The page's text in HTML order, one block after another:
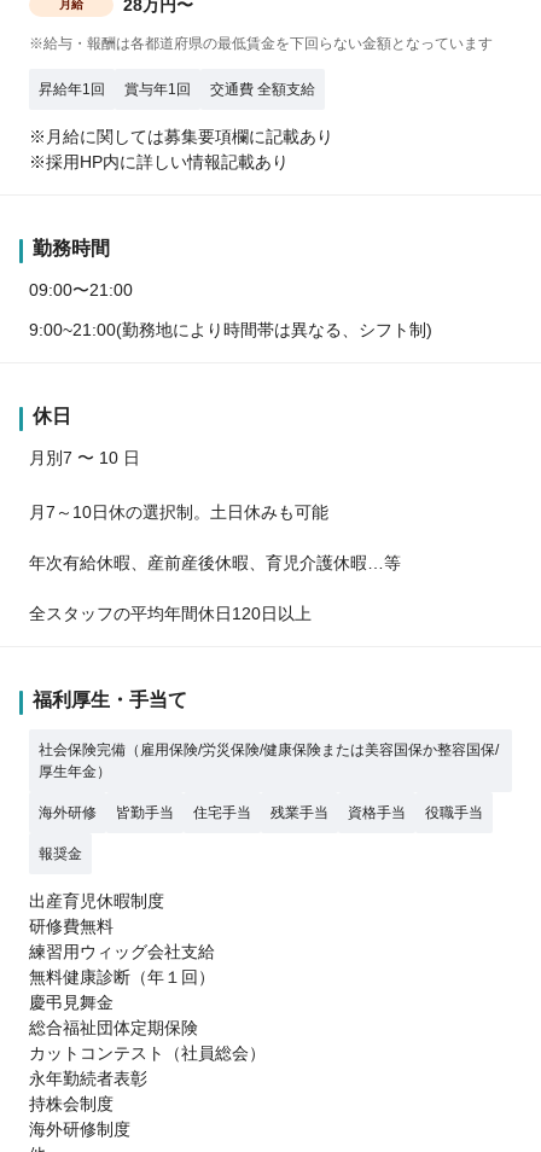
月給 28万円〜
※給与・報酬は各都道府県の最低賃金を下回らない金額となっています
昇給年1回 賞与年1回 交通費 全額支給
※月給に関しては募集要項欄に記載あり
※採用HP内に詳しい情報記載あり
勤務時間
09:00〜21:00
9:00~21:00(勤務地により時間帯は異なる、シフト制)
休日
月別7 〜 10 日
月7～10日休の選択制。土日休みも可能
年次有給休暇、産前産後休暇、育児介護休暇…等
全スタッフの平均年間休日120日以上
福利厚生・手当て
社会保険完備（雇用保険/労災保険/健康保険または美容国保か整容国保/
厚生年金）
海外研修 皆勤手当 住宅手当 残業手当 資格手当 役職手当
報奨金
出産育児休暇制度
研修費無料
練習用ウィッグ会社支給
無料健康診断（年１回）
慶弔見舞金
総合福祉団体定期保険
カットコンテスト（社員総会）
永年勤続者表彰
持株会制度
海外研修制度